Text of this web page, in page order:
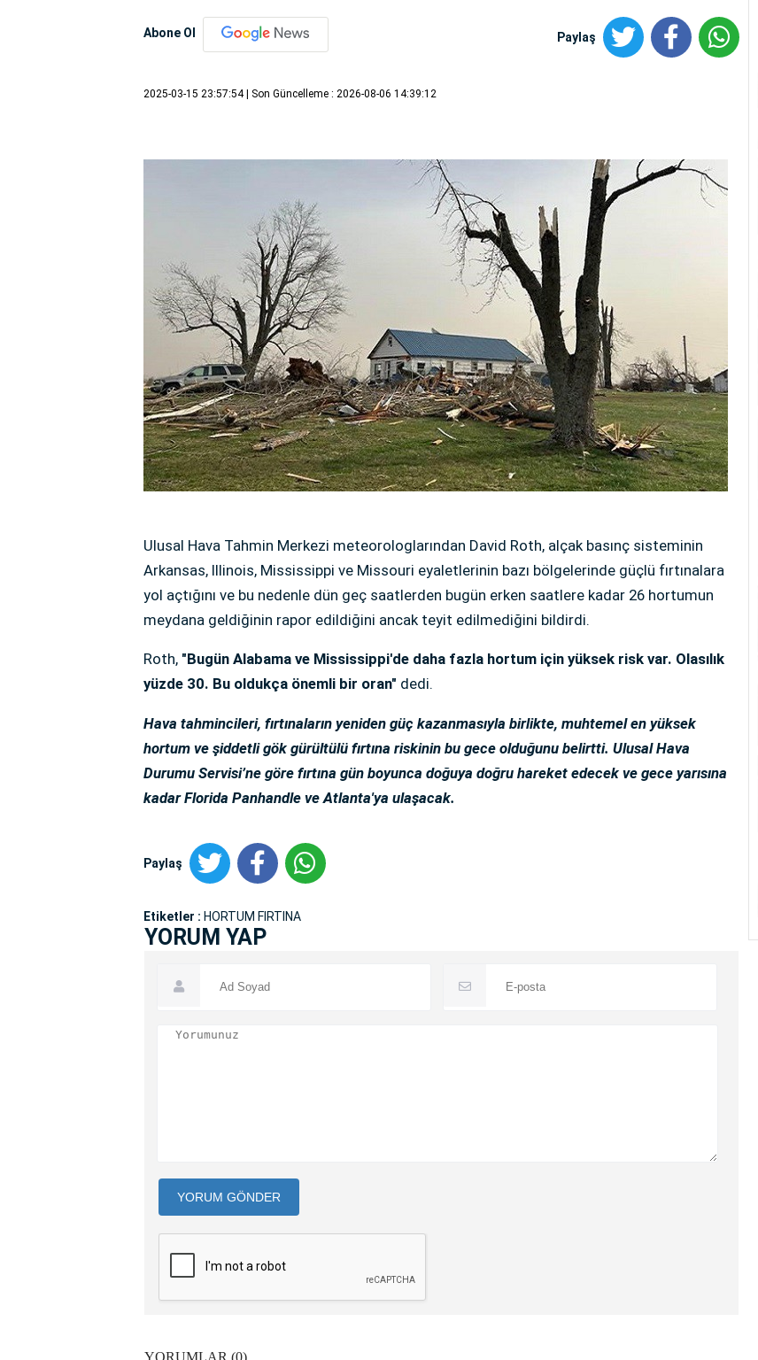
Abone Ol Paylaş
2025-03-15 23:57:54 | Son Güncelleme : 2026-08-06 14:39:12
Ulusal Hava Tahmin Merkezi meteorologlarından David Roth, alçak basınç sisteminin
Arkansas, Illinois, Mississippi ve Missouri eyaletlerinin bazı bölgelerinde güçlü fırtınalara
yol açtığını ve bu nedenle dün geç saatlerden bugün erken saatlere kadar 26 hortumun
meydana geldiğinin rapor edildiğini ancak teyit edilmediğini bildirdi.
Roth, "Bugün Alabama ve Mississippi'de daha fazla hortum için yüksek risk var. Olasılık
yüzde 30. Bu oldukça önemli bir oran" dedi.
Hava tahmincileri, fırtınaların yeniden güç kazanmasıyla birlikte, muhtemel en yüksek
hortum ve şiddetli gök gürültülü fırtına riskinin bu gece olduğunu belirtti. Ulusal Hava
Durumu Servisi’ne göre fırtına gün boyunca doğuya doğru hareket edecek ve gece yarısına
kadar Florida Panhandle ve Atlanta'ya ulaşacak.
Paylaş
Etiketler : HORTUM FIRTINA
YORUM YAP
YORUM GÖNDER
YORUMLAR (0)